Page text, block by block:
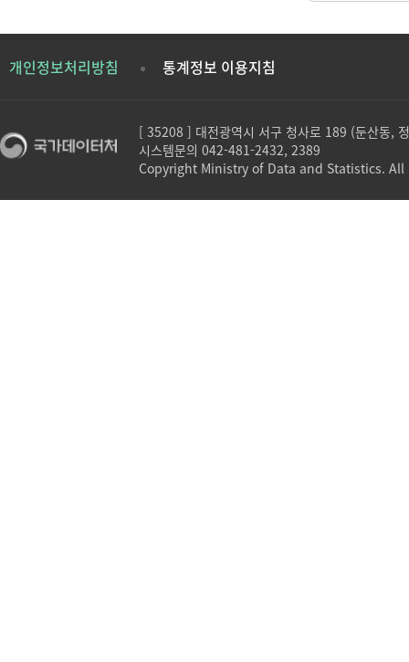
개인정보처리방침 통계정보 이용지침
[ 35208 ] 대전광역시 서구 청사로 189 (둔산동,
시스템문의 042-481-2432, 2389
Copyright Ministry of Data and Statistics.